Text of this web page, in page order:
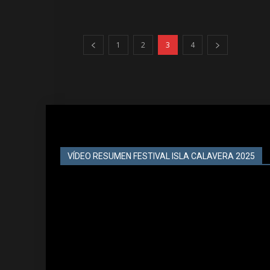
1 2 3 4
VÍDEO RESUMEN FESTIVAL ISLA CALAVERA 2025